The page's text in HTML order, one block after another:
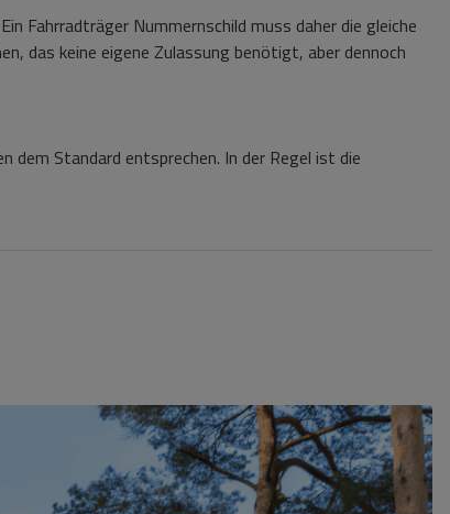
Fahrradträger Nummernschild muss daher die gleiche
das keine eigene Zulassung benötigt, aber dennoch
dem Standard entsprechen. In der Regel ist die